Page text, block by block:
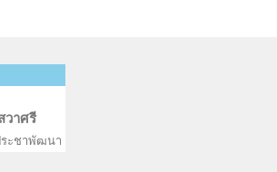
วาศรี
ระชาพัฒนา